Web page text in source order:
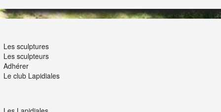
Les sculptures
Les sculpteurs
Adhérer
Le club Lapidiales